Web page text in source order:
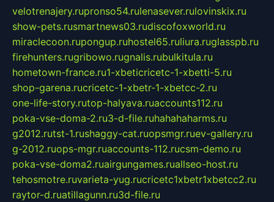
velotrenajery.rupronso54.rulenasever.rulovinskix.ru
show-pets.rusmartnews03.rudiscofoxworld.ru
miraclecoon.rupongup.ruhostel65.ruliura.ruglasspb.ru
firehunters.rugribowo.rugnalis.rubulkitula.ru
hometown-france.ru1-xbeticricetc-1-xbetti-5.ru
shop-garena.rucricetc-1-xbetr-1-xbetcc-2.ru
one-life-story.rutop-halyava.ruaccounts112.ru
poka-vse-doma-2.ru3-d-file.ruhahahaharms.ru
g2012.rutst-1.rushaggy-cat.ruopsmgr.ruev-gallery.ru
g-2012.ruops-mgr.ruaccounts-112.rucsm-demo.ru
poka-vse-doma2.ruairgungames.ruallseo-host.ru
tehosmotre.ruvarieta-yug.rucricetc1xbetr1xbetcc2.ru
raytor-d.ruatillagunn.ru3d-file.ru